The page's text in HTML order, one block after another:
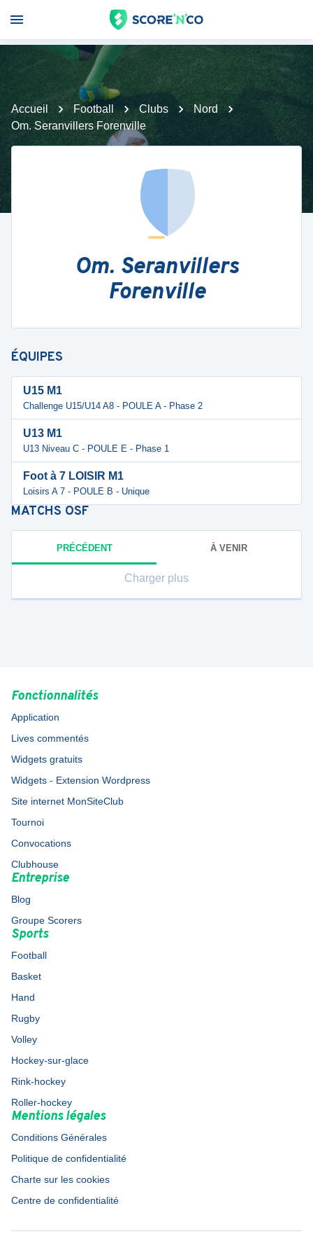
Accueil Football Clubs
Nord
Om. Seranvillers Forenville
Om. Seranvillers
Forenville
ÉQUIPES
U15 M1
Challenge U15/U14 A8 - POULE A - Phase 2
U13 M1
U13 Niveau C - POULE E - Phase 1
Foot à 7 LOISIR M1
Loisirs A 7 - POULE B - Unique
MATCHS OSF
PRÉCÉDENT À VENIR
Charger plus
Fonctionnalités
Application
Lives commentés
Widgets gratuits
Widgets - Extension Wordpress
Site internet MonSiteClub
Tournoi
Convocations
Clubhouse
Entreprise
Blog
Groupe Scorers
Sports
Football
Basket
Hand
Rugby
Volley
Hockey-sur-glace
Rink-hockey
Roller-hockey
Mentions légales
Conditions Générales
Politique de confidentialité
Charte sur les cookies
Centre de confidentialité